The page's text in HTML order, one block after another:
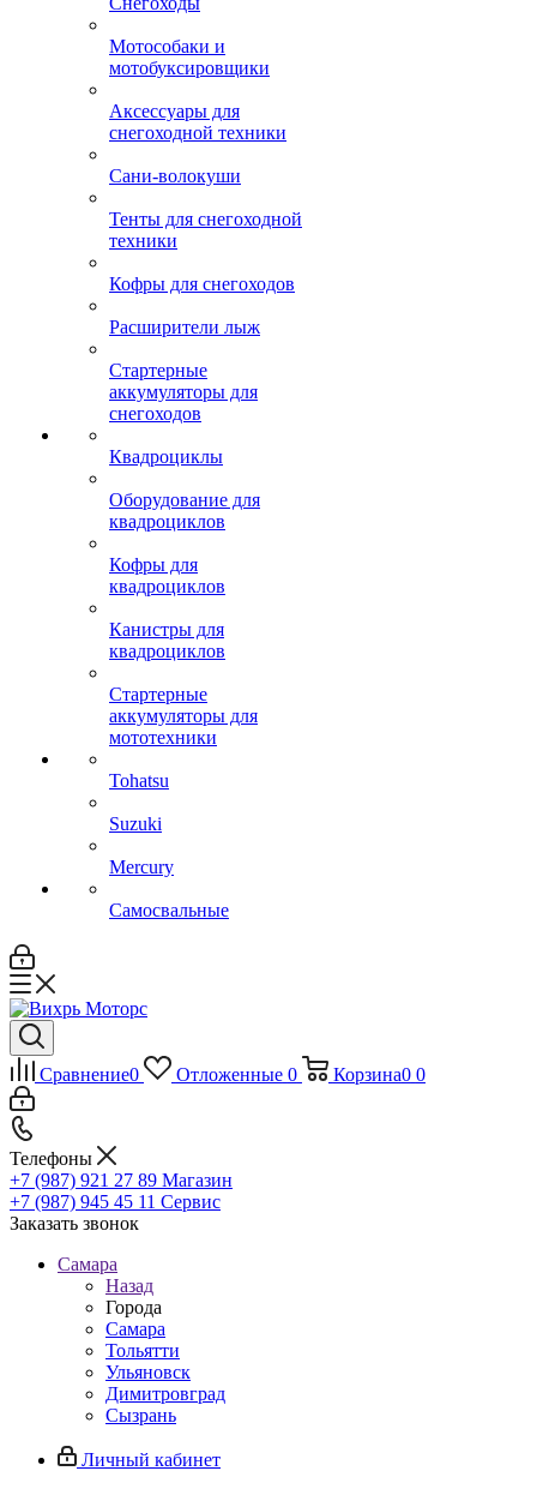
Мотособаки и
мотобуксировщики
Аксессуары для
снегоходной техники
Сани-волокуши
Тенты для снегоходной
техники
Кофры для снегоходов
Расширители лыж
Стартерные
аккумуляторы для
снегоходов
Квадроциклы
Оборудование для
квадроциклов
Кофры для
квадроциклов
Канистры для
квадроциклов
Стартерные
аккумуляторы для
мототехники
Tohatsu
Suzuki
Mercury
Самосвальные
Сравнение0 Отложенные 0 Корзина0 0
Телефоны
+7 (987) 921 27 89 Магазин
+7 (987) 945 45 11 Сервис
Заказать звонок
Самара
Назад
Города
Самара
Тольятти
Ульяновск
Димитровград
Сызрань
Личный кабинет